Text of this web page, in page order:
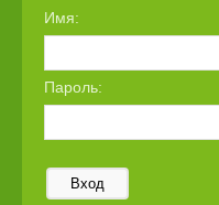
Имя:
Пароль:
Вход